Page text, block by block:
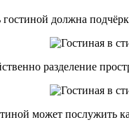
должна
разделение
может послужить